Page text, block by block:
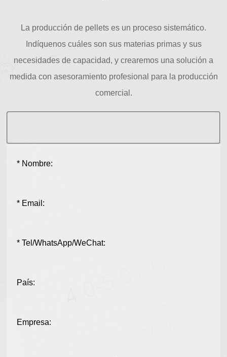
La producción de pellets es un proceso sistemático.
Indíquenos cuáles son sus materias primas y sus
necesidades de capacidad, y crearemos una solución a
medida con asesoramiento profesional para la producción
comercial.
* Nombre:
* Email:
* Tel/WhatsApp/WeChat:
País:
Empresa: